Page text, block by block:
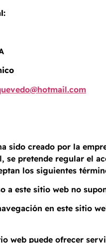
sido creado por la
se pretende regular el
los siguientes
a este sitio web no
en este sitio
web puede ofrecer